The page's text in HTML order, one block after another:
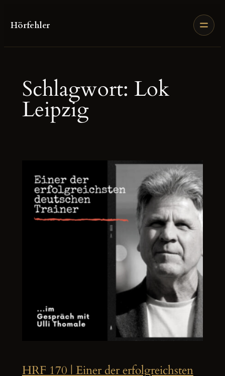
Inhalt
Hörfehler
Schlagwort: Lok
Leipzig
HRF 170 | Einer der erfolgreichsten